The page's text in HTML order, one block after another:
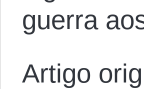
guerra
Artigo